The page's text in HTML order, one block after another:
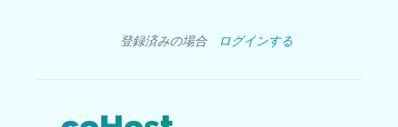
登録済みの場合 ログインする